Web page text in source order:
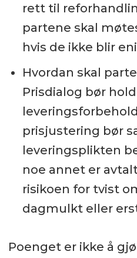
rett til
partene skal
hvis de ikke blir
Hvordan skal
Prisdialog bør
prisjustering bør
leveringsplikten
noe annet er
risikoen for tvist
dagmulkt eller
Poenget er ikke å